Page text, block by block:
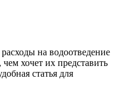
на водоотведение
хочет их представить
статья для